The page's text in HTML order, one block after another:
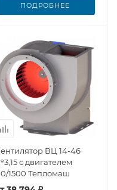
ПОДРОБНЕЕ
ВЦ 14-46
с двигателем
1500 Тепломаш